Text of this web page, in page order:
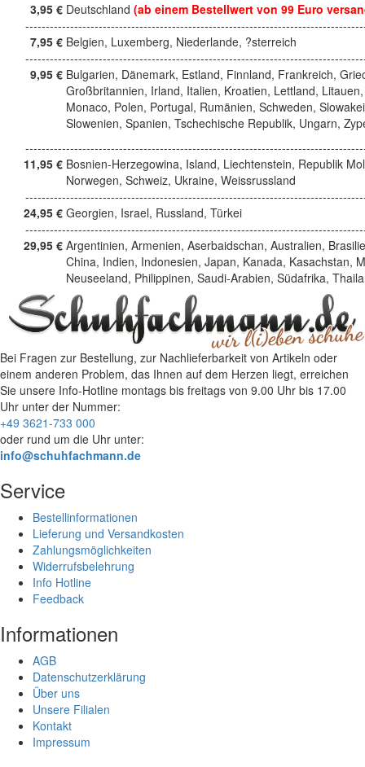
3,95 € Deutschland (ab einem Bestellwert von 99 Euro
7,95 € Belgien, Luxemberg, Niederlande, ?sterreich
9,95 € Bulgarien, Dänemark, Estland, Finnland, Frankreich,
Großbritannien, Irland, Italien, Kroatien, Lettland, Litauen,
Monaco, Polen, Portugal, Rumänien, Schweden,
Slowenien, Spanien, Tschechische Republik, Ungarn,
11,95 € Bosnien-Herzegowina, Island, Liechtenstein, Republik
Norwegen, Schweiz, Ukraine, Weissrussland
24,95 € Georgien, Israel, Russland, Türkei
29,95 € Argentinien, Armenien, Aserbaidschan, Australien,
China, Indien, Indonesien, Japan, Kanada, Kasachstan,
Neuseeland, Philippinen, Saudi-Arabien, Südafrika,
Bei Fragen zur Bestellung, zur Nachlieferbarkeit von Artikeln oder
einem anderen Problem, das Ihnen auf dem Herzen liegt, erreichen
Sie unsere Info-Hotline montags bis freitags von 9.00 Uhr bis 17.00
Uhr unter der Nummer:
+49 3621-733 000
oder rund um die Uhr unter:
info@schuhfachmann.de
Service
Bestellinformationen
Lieferung und Versandkosten
Zahlungsmöglichkeiten
Widerrufsbelehrung
Info Hotline
Feedback
Informationen
AGB
Datenschutzerklärung
Über uns
Unsere Filialen
Kontakt
Impressum